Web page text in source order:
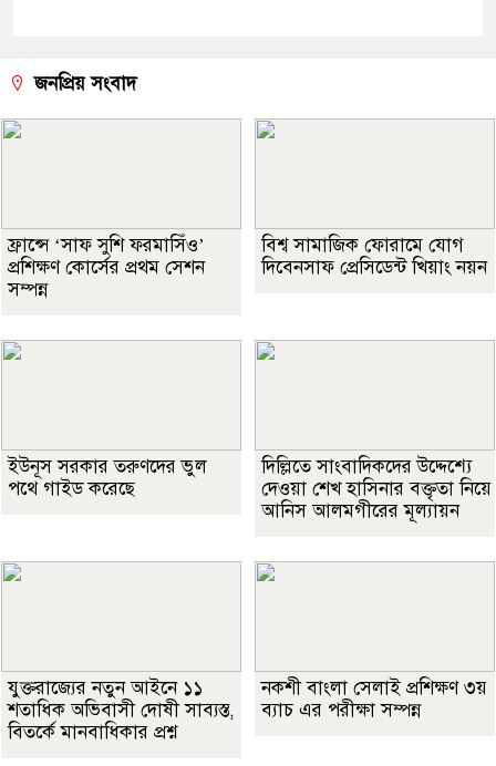
জনপ্রিয় সংবাদ
ফ্রান্সে ‘সাফ সুশি ফরমাসিঁও’
প্রশিক্ষণ কোর্সের প্রথম সেশন
সম্পন্ন
বিশ্ব সামাজিক ফোরামে যোগ
দিবেনসাফ প্রেসিডেন্ট খিয়াং নয়ন
ইউনূস সরকার তরুণদের ভুল
পথে গাইড করেছে
দিল্লিতে সাংবাদিকদের উদ্দেশ্যে
দেওয়া শেখ হাসিনার বক্তৃতা নিয়ে
আনিস আলমগীরের মূল্যায়ন
যুক্তরাজ্যের নতুন আইনে ১১
শতাধিক অভিবাসী দোষী সাব্যস্ত,
বিতর্কে মানবাধিকার প্রশ্ন
নকশী বাংলা সেলাই প্রশিক্ষণ ৩য়
ব্যাচ এর পরীক্ষা সম্পন্ন